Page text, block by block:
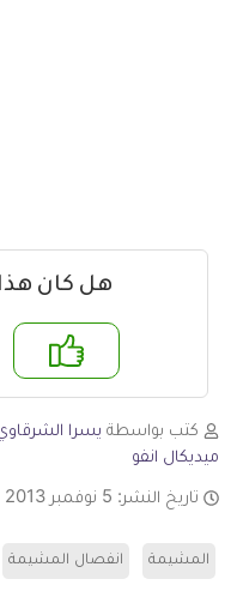
هل كان
لا
كتب بواسطة يسرا
ميديكال انفو
تاريخ النشر: 5 نوفمبر 2013
المشيمة انفصال المشيمة